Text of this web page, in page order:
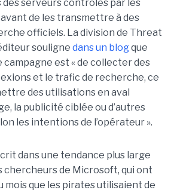
des serveurs contrôlés par les
de les transmettre à des
officiels. La division de Threat
souligne dans un blogque
campagne est « de collecter des
et le trafic de recherche, ce
des utilisations en aval
la publicité ciblée ou d’autres
les intentions de l’opérateur ».
dans une tendance plus large
chercheurs de Microsoft, qui ont
mois que les pirates utilisaient de